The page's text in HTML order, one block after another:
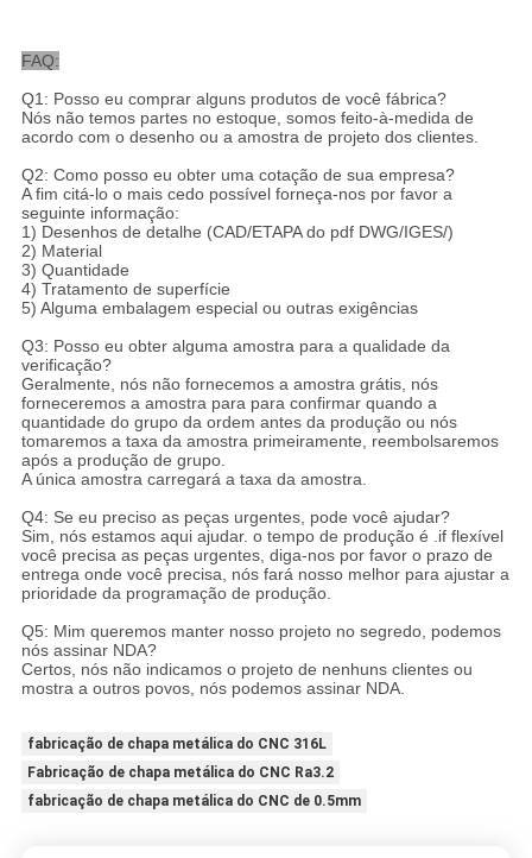
FAQ:
Q1: Posso eu comprar alguns produtos de você fábrica?
Nós não temos partes no estoque, somos feito-à-medida de
acordo com o desenho ou a amostra de projeto dos clientes.
Q2: Como posso eu obter uma cotação de sua empresa?
A fim citá-lo o mais cedo possível forneça-nos por favor a
seguinte informação:
1) Desenhos de detalhe (CAD/ETAPA do pdf DWG/IGES/)
2) Material
3) Quantidade
4) Tratamento de superfície
5) Alguma embalagem especial ou outras exigências
Q3: Posso eu obter alguma amostra para a qualidade da
verificação?
Geralmente, nós não fornecemos a amostra grátis, nós
forneceremos a amostra para para confirmar quando a
quantidade do grupo da ordem antes da produção ou nós
tomaremos a taxa da amostra primeiramente, reembolsaremos
após a produção de grupo.
A única amostra carregará a taxa da amostra.
Q4: Se eu preciso as peças urgentes, pode você ajudar?
Sim, nós estamos aqui ajudar. o tempo de produção é .if flexível
você precisa as peças urgentes, diga-nos por favor o prazo de
entrega onde você precisa, nós fará nosso melhor para ajustar a
prioridade da programação de produção.
Q5: Mim queremos manter nosso projeto no segredo, podemos
nós assinar NDA?
Certos, nós não indicamos o projeto de nenhuns clientes ou
mostra a outros povos, nós podemos assinar NDA.
fabricação de chapa metálica do CNC 316L
Fabricação de chapa metálica do CNC Ra3.2
fabricação de chapa metálica do CNC de 0.5mm